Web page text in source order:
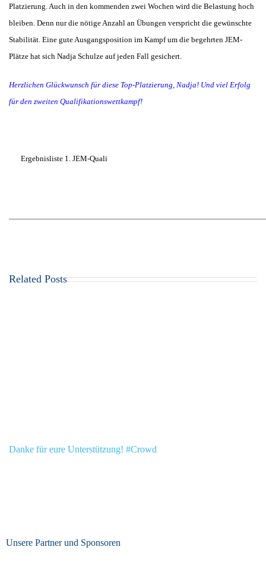
Platzierung. Auch in den kommenden zwei Wochen wird die Belastung hoch
bleiben. Denn nur die nötige Anzahl an Übungen verspricht die gewünschte
Stabilität. Eine gute Ausgangsposition im Kampf um die begehrten JEM-
Plätze hat sich Nadja Schulze auf jeden Fall gesichert.
Herzlichen Glückwunsch für diese Top-Platzierung, Nadja! Und viel Erfolg
für den zweiten Qualifikationswettkampf!
Ergebnisliste 1. JEM-Quali
Related Posts
Danke für eure Unterstützung! #Crowd
Unsere Partner und Sponsoren